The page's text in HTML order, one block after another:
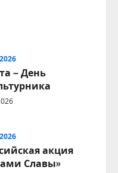
– День
акция
Славы»